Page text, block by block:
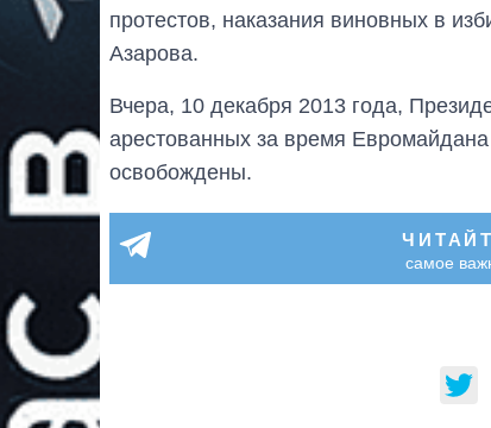
протестов, наказания виновных в
Азарова.
Вчера, 10 декабря 2013 года,
арестованных за время
освобождены.
самое